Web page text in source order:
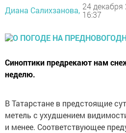
Диана Салихзанова, 24 декабря
16:37
Синоптики предрекают нам
неделю.
В Татарстане в предстоящие
метель с ухудшением
и менее. Соответствующее